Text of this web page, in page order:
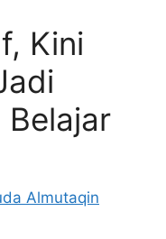
Kini
Belajar
Almutaqin